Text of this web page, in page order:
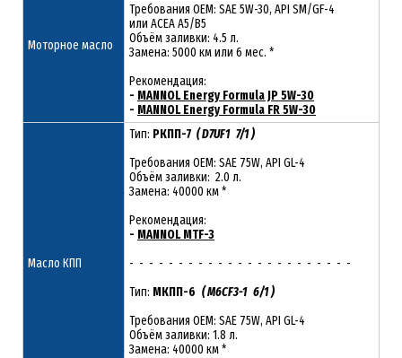
Моторное масло
Требования ОЕМ: SAE 5W-30, API SM/GF-4
или ACEA A5/B5
Объём заливки: 4.5 л.
Замена: 5000 км или 6 мес. *
Рекомендация:
- MANNOL Energy Formula JP 5W-30
- MANNOL Energy Formula FR 5W-30
Масло КПП
Тип: РКПП-7 ( D7UF1 7/1 )
Требования OEM: SAE 75W, API GL-4
Объём заливки: 2.0 л.
Замена: 40000 км *
Рекомендация:
- MANNOL MTF-3
- - - - - - - - - - - - - - - - - - - - - - -
Тип: МКПП-6 ( M6CF3-1 6/1 )
Требования OEM: SAE 75W, API GL-4
Объём заливки: 1.8 л.
Замена: 40000 км *